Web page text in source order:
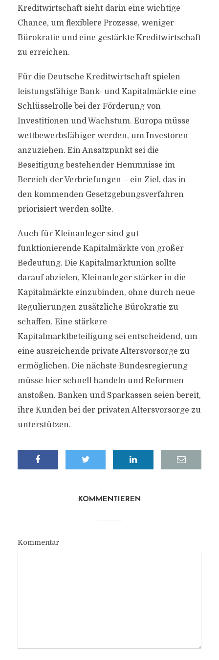
Kreditwirtschaft sieht darin eine wichtige
Chance, um flexiblere Prozesse, weniger
Bürokratie und eine gestärkte Kreditwirtschaft
zu erreichen.
Für die Deutsche Kreditwirtschaft spielen
leistungsfähige Bank- und Kapitalmärkte eine
Schlüsselrolle bei der Förderung von
Investitionen und Wachstum. Europa müsse
wettbewerbsfähiger werden, um Investoren
anzuziehen. Ein Ansatzpunkt sei die
Beseitigung bestehender Hemmnisse im
Bereich der Verbriefungen – ein Ziel, das in
den kommenden Gesetzgebungsverfahren
priorisiert werden sollte.
Auch für Kleinanleger sind gut
funktionierende Kapitalmärkte von großer
Bedeutung. Die Kapitalmarktunion sollte
darauf abzielen, Kleinanleger stärker in die
Kapitalmärkte einzubinden, ohne durch neue
Regulierungen zusätzliche Bürokratie zu
schaffen. Eine stärkere
Kapitalmarktbeteiligung sei entscheidend, um
eine ausreichende private Altersvorsorge zu
ermöglichen. Die nächste Bundesregierung
müsse hier schnell handeln und Reformen
anstoßen. Banken und Sparkassen seien bereit,
ihre Kunden bei der privaten Altersvorsorge zu
unterstützen.
KOMMENTIEREN
Kommentar